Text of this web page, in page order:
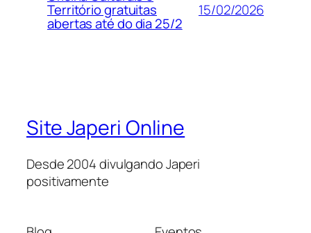
Território gratuitas
abertas até do dia 25/2
15/02/2026
Site Japeri Online
Desde 2004 divulgando Japeri
positivamente